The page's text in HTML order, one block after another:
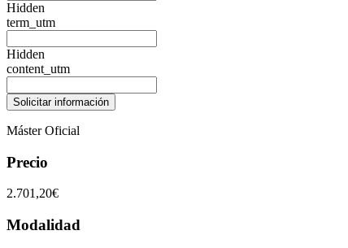
Hidden
term_utm
Hidden
content_utm
Máster Oficial
Precio
2.701,20€
Modalidad